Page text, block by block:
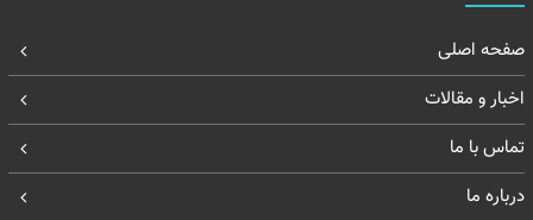
صفحه اصلی
اخبار و مقالات
تماس با ما
درباره ما